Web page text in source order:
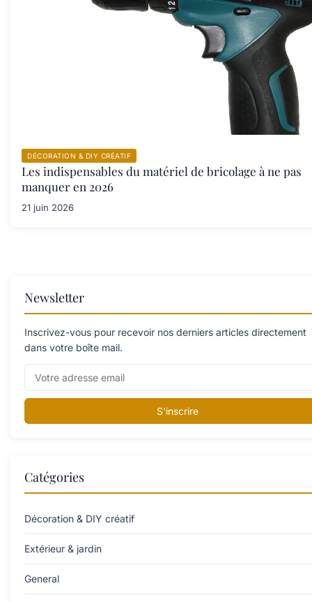
DÉCORATION & DIY CRÉATIF
Les indispensables du matériel de bricolage à ne pas
manquer en 2026
21 juin 2026
Newsletter
Inscrivez-vous pour recevoir nos derniers articles directement
dans votre boîte mail.
S'inscrire
Catégories
Décoration & DIY créatif
Extérieur & jardin
General